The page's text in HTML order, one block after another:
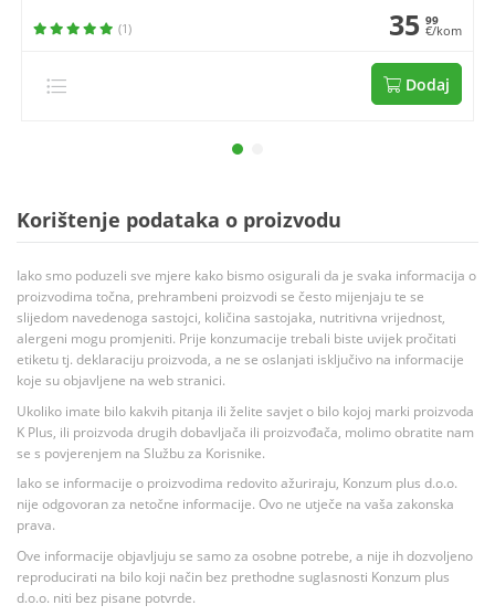
(1) 35 99
€/kom
Dodaj
Korištenje podataka o proizvodu
Iako smo poduzeli sve mjere kako bismo osigurali da je svaka informacija o
proizvodima točna, prehrambeni proizvodi se često mijenjaju te se
slijedom navedenoga sastojci, količina sastojaka, nutritivna vrijednost,
alergeni mogu promjeniti. Prije konzumacije trebali biste uvijek pročitati
etiketu tj. deklaraciju proizvoda, a ne se oslanjati isključivo na informacije
koje su objavljene na web stranici.
Ukoliko imate bilo kakvih pitanja ili želite savjet o bilo kojoj marki proizvoda
K Plus, ili proizvoda drugih dobavljača ili proizvođača, molimo obratite nam
se s povjerenjem na Službu za Korisnike.
Iako se informacije o proizvodima redovito ažuriraju, Konzum plus d.o.o.
nije odgovoran za netočne informacije. Ovo ne utječe na vaša zakonska
prava.
Ove informacije objavljuju se samo za osobne potrebe, a nije ih dozvoljeno
reproducirati na bilo koji način bez prethodne suglasnosti Konzum plus
d.o.o. niti bez pisane potvrde.